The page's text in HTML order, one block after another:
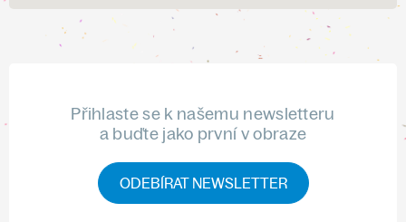
Přihlaste se k našemu newsletteru
a buďte jako první v obraze
ODEBÍRAT NEWSLETTER